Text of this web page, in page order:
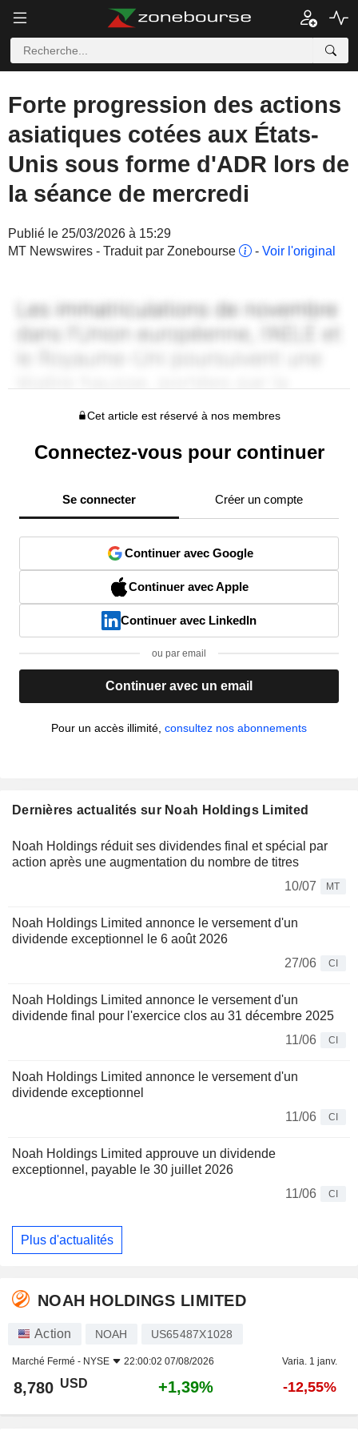
Forte progression des actions
asiatiques cotées aux États-
Unis sous forme d'ADR lors de
la séance de mercredi
Publié le 25/03/2026 à 15:29
MT Newswires - Traduit par Zonebourse
- Voir l'original
Cet article est réservé à nos membres
Connectez-vous pour continuer
Se connecter Créer un compte
Continuer avec Google
Continuer avec Apple
Continuer avec LinkedIn
ou par email
Continuer avec un email
Pour un accès illimité, consultez nos abonnements
Dernières actualités sur Noah Holdings Limited
Noah Holdings réduit ses dividendes final et spécial par
action après une augmentation du nombre de titres
10/07
MT
Noah Holdings Limited annonce le versement d'un
dividende exceptionnel le 6 août 2026
27/06
CI
Noah Holdings Limited annonce le versement d'un
dividende final pour l'exercice clos au 31 décembre 2025
11/06
CI
Noah Holdings Limited annonce le versement d'un
dividende exceptionnel
11/06
CI
Noah Holdings Limited approuve un dividende
exceptionnel, payable le 30 juillet 2026
11/06
CI
Plus d'actualités
NOAH HOLDINGS LIMITED
Action NOAH US65487X1028
Marché Fermé - NYSE 22:00:02 07/08/2026 Varia. 1 janv.
8,780 USD +1,39% -12,55%